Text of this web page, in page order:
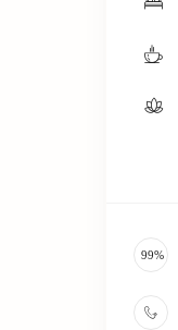
99%